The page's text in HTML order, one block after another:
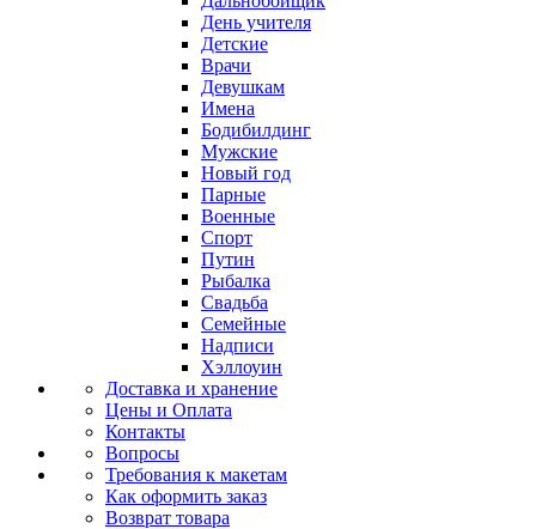
День учителя
Детские
Врачи
Девушкам
Имена
Бодибилдинг
Мужские
Новый год
Парные
Военные
Спорт
Путин
Рыбалка
Свадьба
Семейные
Надписи
Хэллоуин
Доставка и хранение
Цены и Оплата
Контакты
Вопросы
Требования к макетам
Как оформить заказ
Возврат товара